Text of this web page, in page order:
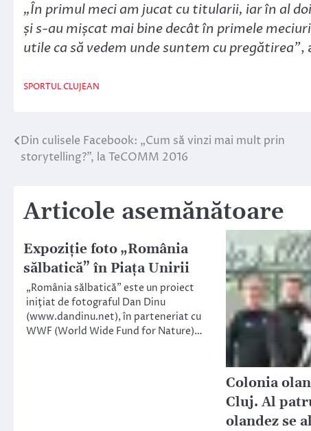
„În primul meci am jucat cu titularii, iar în al
și s-au mișcat mai bine decât în primele
utile ca să vedem unde suntem cu pregătirea”,
SPORTUL CLUJEAN
Navigare
Din culisele Facebook: „Cum să vinzi mai mult prin
storytelling?”, la TeCOMM 2016
Articole asemănătoare
Expoziţie foto „România
sălbatică” în Piaţa Unirii
„România sălbatică” este un proiect
iniţiat de fotograful Dan Dinu
(www.dandinu.net), în parteneriat cu
WWF (World Wide Fund for Nature)…
Colonia
Cluj. Al
olandez se